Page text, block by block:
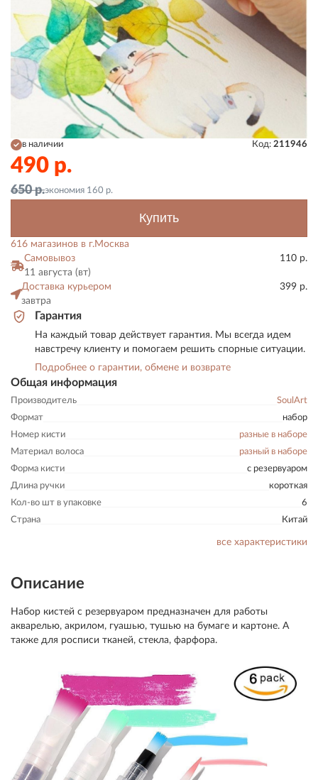
Общая информация
Производитель
SoulArt
Формат
набор
Номер кисти
разные в наборе
Материал волоса
разный в наборе
Форма кисти
с резервуаром
Длина ручки
короткая
Кол-во шт в упаковке
6
Страна
Китай
все характеристики
в наличии Код: 211946
490 р.
650р.экономия 160 р.
Купить
616 магазинов в г.Москва
Самовывоз
11 августа (вт)
110 р.
Доставка курьером
завтра
399 р.
Гарантия
На каждый товар действует гарантия. Мы всегда идем
навстречу клиенту и помогаем решить спорные ситуации.
Подробнее о гарантии, обмене и возврате
Описание
Набор кистей с резервуаром предназначен для работы
акварелью, акрилом, гуашью, тушью на бумаге и картоне. А
также для росписи тканей, стекла, фарфора.